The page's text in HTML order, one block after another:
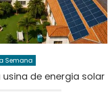
Semana
de energia solar